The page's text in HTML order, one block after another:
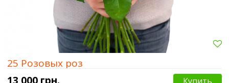
25 Розовых роз
13 000 грн.
Купить